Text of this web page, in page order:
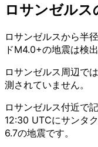
ロサンゼルス
ロサンゼルスから半
ドM4.0+の地震は検
ロサンゼルス周辺で
測されていません。
ロサンゼルス付近で
12:30 UTCにサンタ
6.7の地震です。